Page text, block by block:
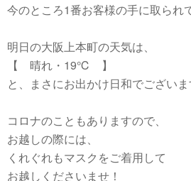
今のところ1番お客様の手に取られ
明日の大阪上本町の天気は、
【 晴れ・19℃ 】
と、まさにお出かけ日和でございま
コロナのこともありますので、
お越しの際には、
くれぐれもマスクをご着用して
お越しくださいませ！